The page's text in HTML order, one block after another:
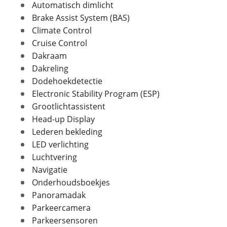
In- en exterieur
Aantal deuren
Aantal zitplaatsen
Bekleding
Interieurkleur
charcoal
Laksoort
Kleur
Fabriekskleur
Verbruik en milieu
Brandstof
Nevenbrandstof
Automatisch dimlicht
Brake Assist System (BAS)
Climate Control
Cruise Control
Dakraam
Dakreling
Dodehoekdetectie
Electronic Stability Program (ESP)
Grootlichtassistent
Head-up Display
Lederen bekleding
LED verlichting
Luchtvering
Navigatie
Onderhoudsboekjes
Panoramadak
Parkeercamera
Parkeersensoren
Foto's
Klik hier om foto's te uploaden
(optioneel)
JPG, PNG (max 10 foto's)
Jouw contactgegevens
Naam
E-mailadres
Telefoonnummer (optioneel)